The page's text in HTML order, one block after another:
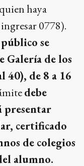
haya
0778).
se
Galería de los
40), de 8 a 16
debe
presentar
certificado
de colegios
alumno.